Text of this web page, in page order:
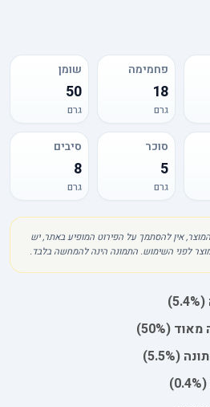
פחמימה
18
גרם
שומן
50
גרם
סוכר
5
גרם
סיבים
8
גרם
המוצר, אין להסתמך על הפירוט המופיע באתר, יש
לפני השימוש. התמונה הינה להמחשה בלבד.
(5.4%)
מאוד (50%)
(5.5%)
(0.4%)